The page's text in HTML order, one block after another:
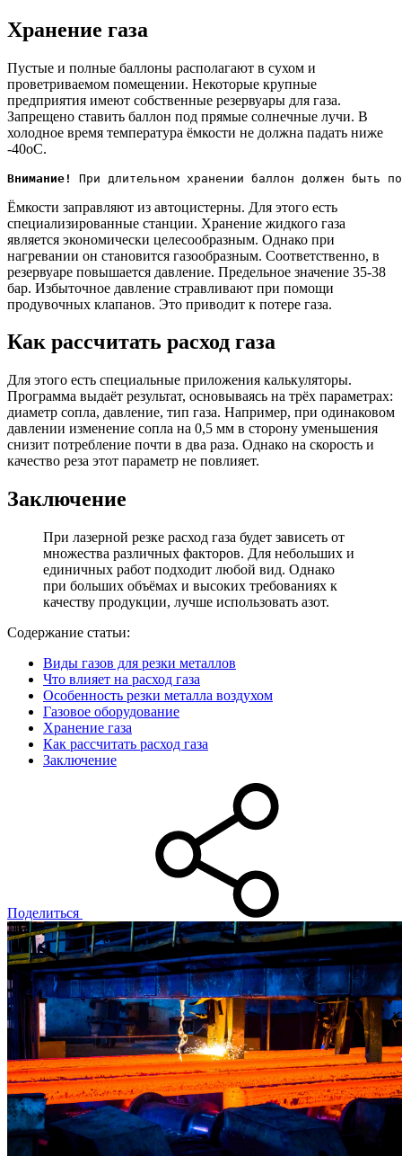
Хранение газа
Пустые и полные баллоны располагают в сухом и
проветриваемом помещении. Некоторые крупные
предприятия имеют собственные резервуары для газа.
Запрещено ставить баллон под прямые солнечные лучи. В
холодное время температура ёмкости не должна падать ниже
-40оС.
Внимание! При длительном хранении баллон должен быть
Ёмкости заправляют из автоцистерны. Для этого есть
специализированные станции. Хранение жидкого газа
является экономически целесообразным. Однако при
нагревании он становится газообразным. Соответственно, в
резервуаре повышается давление. Предельное значение 35-38
бар. Избыточное давление стравливают при помощи
продувочных клапанов. Это приводит к потере газа.
Как рассчитать расход газа
Для этого есть специальные приложения калькуляторы.
Программа выдаёт результат, основываясь на трёх параметрах:
диаметр сопла, давление, тип газа. Например, при одинаковом
давлении изменение сопла на 0,5 мм в сторону уменьшения
снизит потребление почти в два раза. Однако на скорость и
качество реза этот параметр не повлияет.
Заключение
При лазерной резке расход газа будет зависеть от
множества различных факторов. Для небольших и
единичных работ подходит любой вид. Однако
при больших объёмах и высоких требованиях к
качеству продукции, лучше использовать азот.
Содержание статьи:
Виды газов для резки металлов
Что влияет на расход газа
Особенность резки металла воздухом
Газовое оборудование
Хранение газа
Как рассчитать расход газа
Заключение
Поделиться